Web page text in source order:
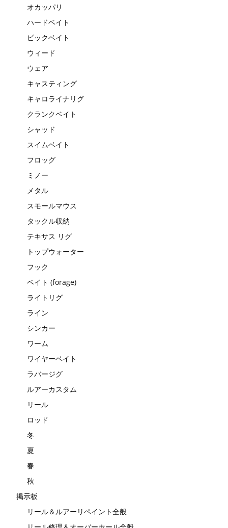
オカッパリ
ハードベイト
ビックベイト
ウィード
ウェア
キャスティング
キャロライナリグ
クランクベイト
シャッド
スイムベイト
フロッグ
ミノー
メタル
スモールマウス
タックル収納
テキサス リグ
トップウォーター
フック
ベイト (forage)
ライトリグ
ライン
シンカー
ワーム
ワイヤーベイト
ラバージグ
ルアーカスタム
リール
ロッド
冬
夏
春
秋
掲示板
リール＆ルアーリペイント全般